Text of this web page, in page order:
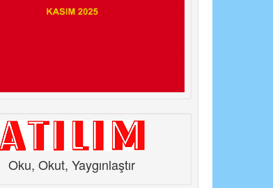
Oku, Okut, Yaygınlaştır